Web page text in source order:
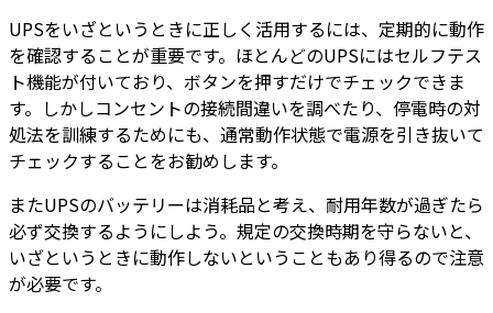
UPSをいざというときに正しく活用するには、定期的に動作
を確認することが重要です。ほとんどのUPSにはセルフテス
ト機能が付いており、ボタンを押すだけでチェックできま
す。しかしコンセントの接続間違いを調べたり、停電時の対
処法を訓練するためにも、通常動作状態で電源を引き抜いて
チェックすることをお勧めします。
またUPSのバッテリーは消耗品と考え、耐用年数が過ぎたら
必ず交換するようにしよう。規定の交換時期を守らないと、
いざというときに動作しないということもあり得るので注意
が必要です。